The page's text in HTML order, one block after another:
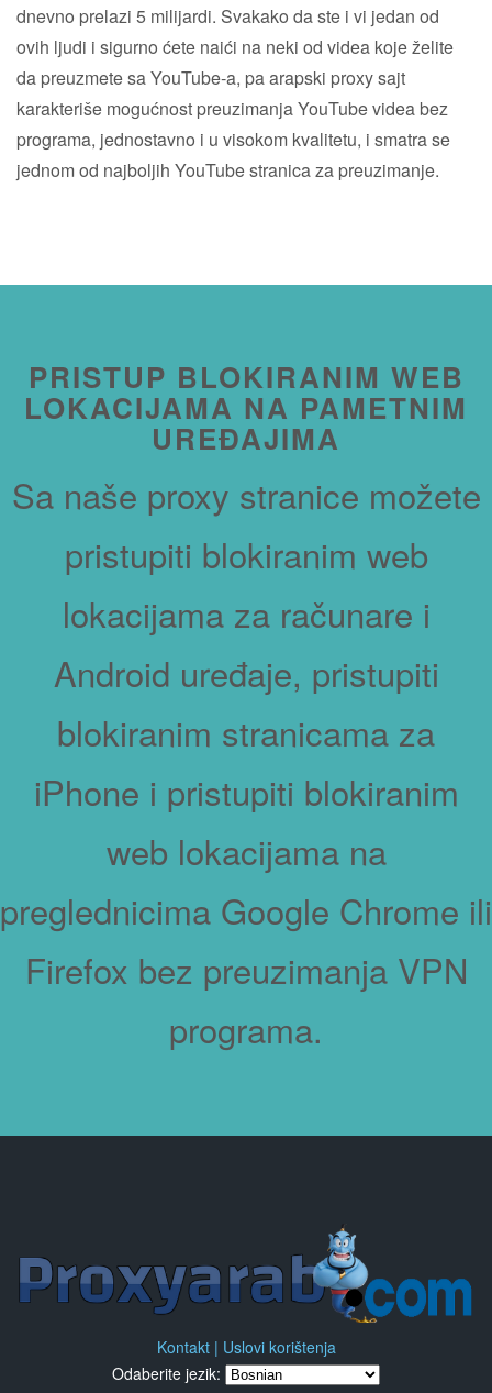
dnevno prelazi 5 milijardi. Svakako da ste i vi jedan od
ovih ljudi i sigurno ćete naići na neki od videa koje želite
da preuzmete sa YouTube-a, pa arapski proxy sajt
karakteriše mogućnost preuzimanja YouTube videa bez
programa, jednostavno i u visokom kvalitetu, i smatra se
jednom od najboljih YouTube stranica za preuzimanje.
PRISTUP BLOKIRANIM WEB
LOKACIJAMA NA PAMETNIM
UREĐAJIMA
Sa naše proxy stranice možete
pristupiti blokiranim web
lokacijama za računare i
Android uređaje, pristupiti
blokiranim stranicama za
iPhone i pristupiti blokiranim
web lokacijama na
preglednicima Google Chrome ili
Firefox bez preuzimanja VPN
programa.
Kontakt | Uslovi korištenja
Odaberite jezik: